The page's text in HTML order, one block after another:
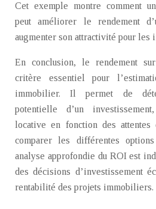
Cet exemple montre comment
peut améliorer le rendement
augmenter son attractivité pour les
En conclusion, le rendement
critère essentiel pour
immobilier. Il permet de
potentielle d’un
locative en fonction des attentes
comparer les différentes
analyse approfondie du ROI est
des décisions d’investissement
rentabilité des projets immobiliers.